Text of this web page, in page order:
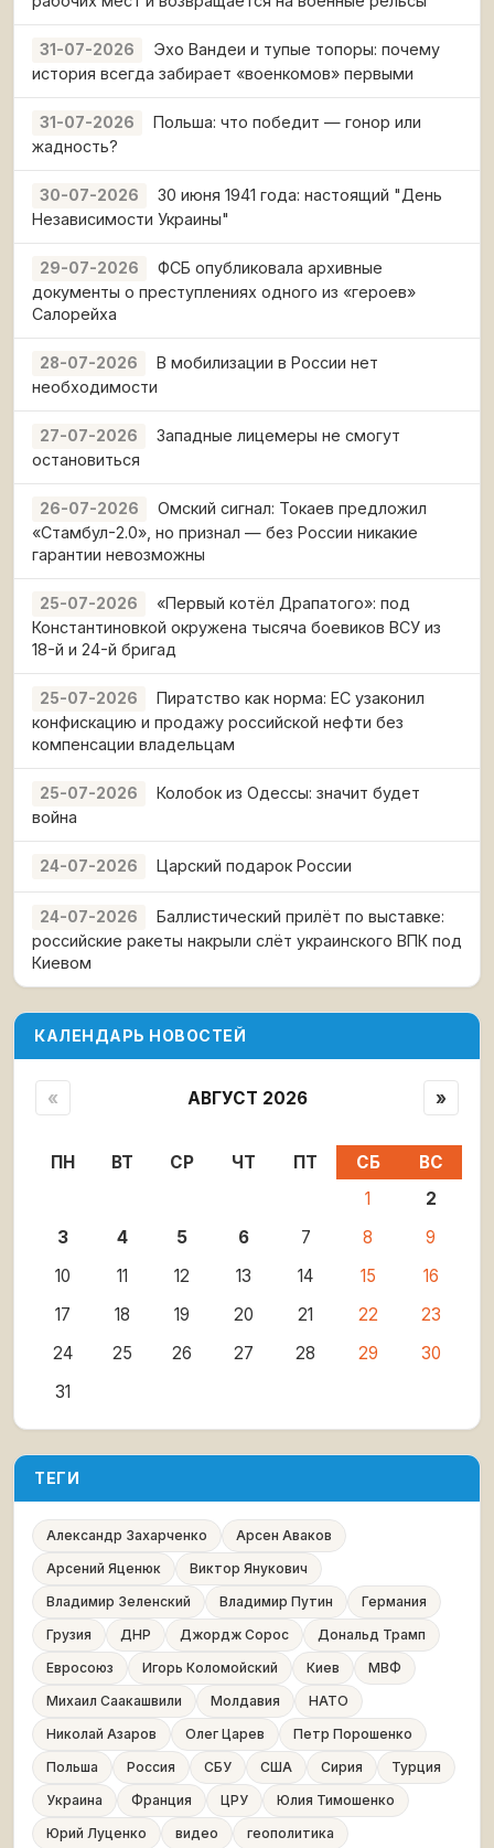
31-07-2026
Эхо Вандеи и тупые топоры: почему
история всегда забирает «военкомов» первыми
31-07-2026
Польша: что победит — гонор или
жадность?
30-07-2026
30 июня 1941 года: настоящий "День
Независимости Украины"
29-07-2026
ФСБ опубликовала архивные
документы о преступлениях одного из «героев»
Салорейха
28-07-2026
В мобилизации в России нет
необходимости
27-07-2026
Западные лицемеры не смогут
остановиться
26-07-2026
Омский сигнал: Токаев предложил
«Стамбул-2.0», но признал — без России никакие
гарантии невозможны
25-07-2026
«Первый котёл Драпатого»: под
Константиновкой окружена тысяча боевиков ВСУ из
18-й и 24-й бригад
25-07-2026
Пиратство как норма: ЕС узаконил
конфискацию и продажу российской нефти без
компенсации владельцам
25-07-2026
Колобок из Одессы: значит будет
война
24-07-2026 Царский подарок России
24-07-2026
Баллистический прилёт по выставке:
российские ракеты накрыли слёт украинского ВПК под
Киевом
КАЛЕНДАРЬ НОВОСТЕЙ
« АВГУСТ 2026 »
ПН ВТ СР ЧТ ПТ СБ
ВС
1
2
3
4 5 6 7 8
9
10
11 12 13 14 15
16
17
18 19 20 21 22
23
24
25 26 27 28 29
30
31
ТЕГИ
Александр Захарченко
Арсен Аваков
Арсений Яценюк
Виктор Янукович
Владимир Зеленский
Владимир Путин
Германия
Грузия
ДНР Джордж Сорос
Дональд Трамп
Евросоюз
Игорь Коломойский Киев
МВФ
Михаил Саакашвили
Молдавия
НАТО
Николай Азаров
Олег Царев
Петр Порошенко
Польша
Россия СБУ США Сирия
Турция
Украина
Франция ЦРУ
Юлия Тимошенко
Юрий Луценко
видео
геополитика